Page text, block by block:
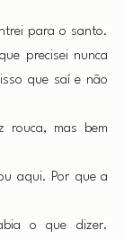
para o santo.
precisei nunca
que saí e não
rouca, mas bem
aqui. Por que a
o que dizer.